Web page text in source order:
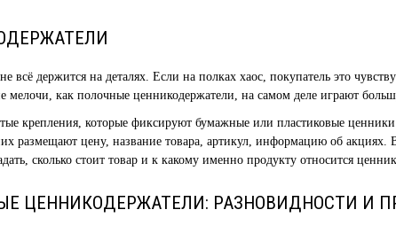
всё держится на деталях. Если на полках хаос, покупатель это
мелочи, как полочные ценникодержатели, на самом деле играют
крепления, которые фиксируют бумажные или пластиковые
размещают цену, название товара, артикул, информацию об акциях.
сколько стоит товар и к какому именно продукту относится ценник.
ЦЕННИКОДЕРЖАТЕЛИ: РАЗНОВИДНОСТИ И